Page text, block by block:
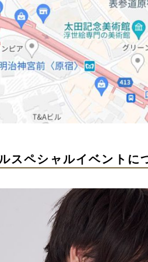
スペシャルイベントに